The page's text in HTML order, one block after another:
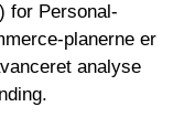
for Personal-
planerne er
analyse